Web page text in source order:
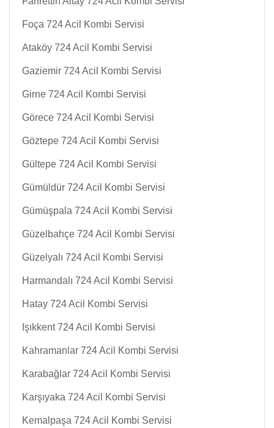
Foça 724 Acil Kombi Servisi
Ataköy 724 Acil Kombi Servisi
Gaziemir 724 Acil Kombi Servisi
Girne 724 Acil Kombi Servisi
Görece 724 Acil Kombi Servisi
Göztepe 724 Acil Kombi Servisi
Gültepe 724 Acil Kombi Servisi
Gümüldür 724 Acil Kombi Servisi
Gümüşpala 724 Acil Kombi Servisi
Güzelbahçe 724 Acil Kombi Servisi
Güzelyalı 724 Acil Kombi Servisi
Harmandalı 724 Acil Kombi Servisi
Hatay 724 Acil Kombi Servisi
Işıkkent 724 Acil Kombi Servisi
Kahramanlar 724 Acil Kombi Servisi
Karabağlar 724 Acil Kombi Servisi
Karşıyaka 724 Acil Kombi Servisi
Kemalpaşa 724 Acil Kombi Servisi